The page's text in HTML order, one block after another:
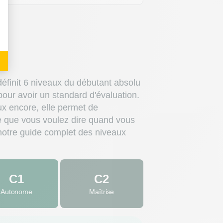
6 niveaux du débutant absolu
avoir un standard d'évaluation.
encore, elle permet de
vous voulez dire quand vous
guide complet des niveaux
C1
Autonome
C2
Maîtrise